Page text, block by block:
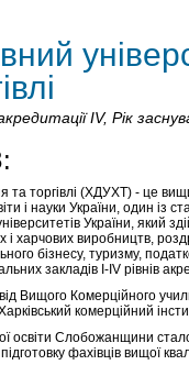
IV, Рік
та торгівлі (ХДУХТ) - це
і науки України, один із
України, який
харчових виробництв,
бізнесу, туризму,
закладів І-ІV рівнів
від Вищого Комерційного
комерційний
освіти Слобожанщини стало
фахівців вищої